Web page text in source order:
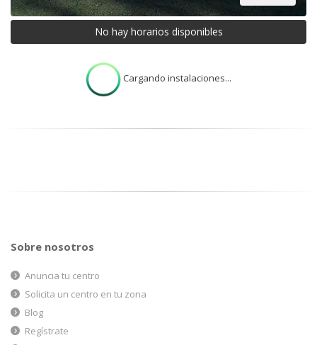
No hay horarios disponibles
Cargando instalaciones...
Sobre nosotros
Anuncia tu centro
Solicita un centro en tu zona
Blog
Regístrate